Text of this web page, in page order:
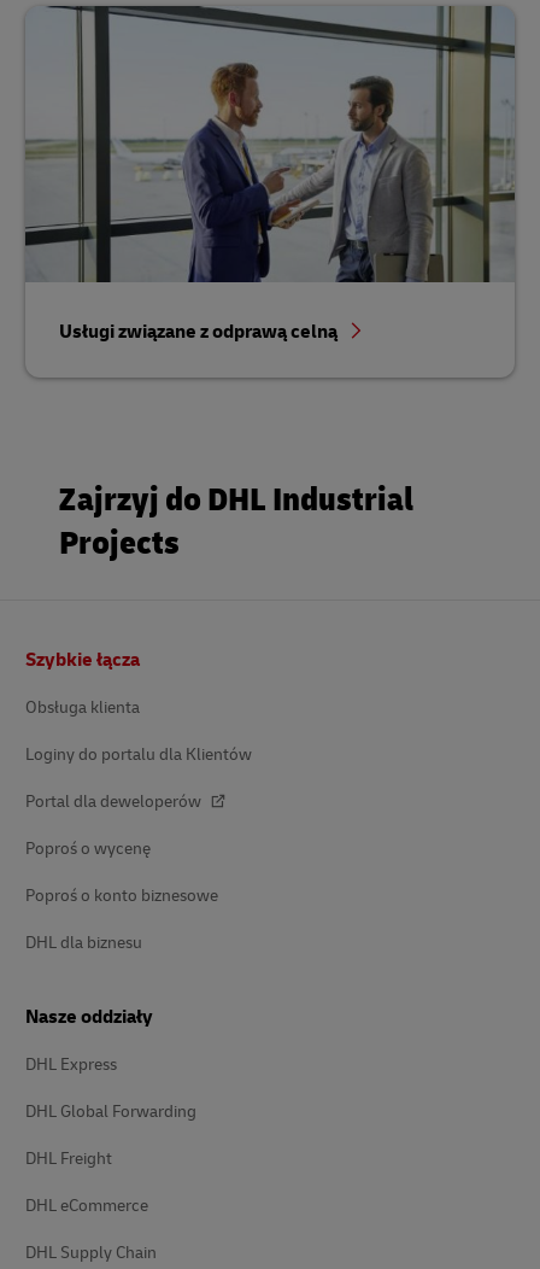
Usługi związane z odprawą celną
Zajrzyj do DHL Industrial
Projects
Szybkie łącza
Obsługa klienta
Loginy do portalu dla Klientów
Portal dla deweloperów
Poproś o wycenę
Poproś o konto biznesowe
DHL dla biznesu
Nasze oddziały
DHL Express
DHL Global Forwarding
DHL Freight
DHL eCommerce
DHL Supply Chain